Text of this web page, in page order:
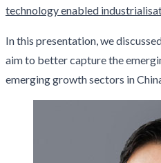
technology enabled
In this presentation, we
aim to better capture the
emerging growth sectors in